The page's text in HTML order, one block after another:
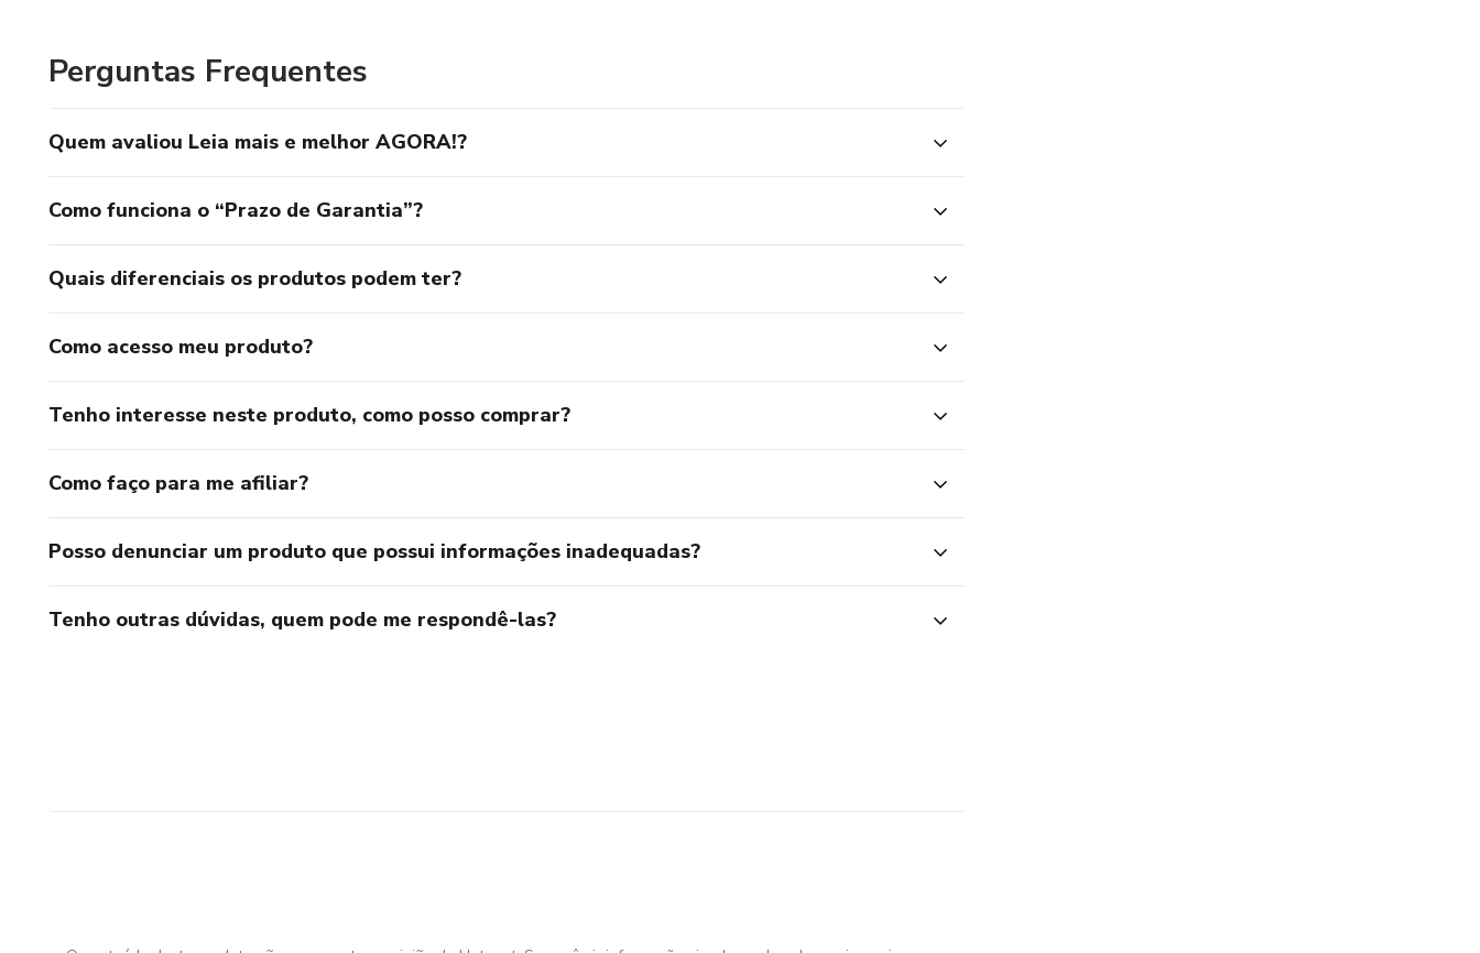
Perguntas Frequentes
Quem avaliou Leia mais e melhor AGORA!?
Como funciona o “Prazo de Garantia”?
Quais diferenciais os produtos podem ter?
Como acesso meu produto?
Tenho interesse neste produto, como posso comprar?
Como faço para me afiliar?
Posso denunciar um produto que possui informações inadequadas?
Tenho outras dúvidas, quem pode me respondê-las?